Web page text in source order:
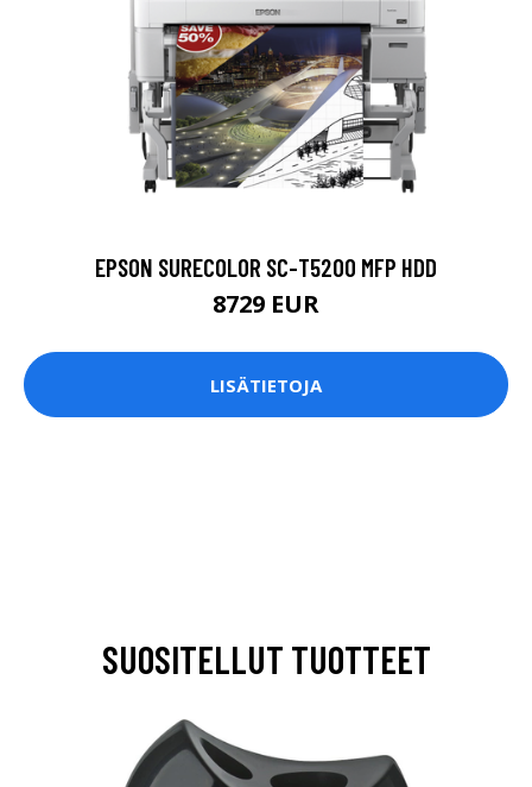
EPSON SURECOLOR SC-T5200 MFP HDD
8729 EUR
LISÄTIETOJA
SUOSITELLUT TUOTTEET